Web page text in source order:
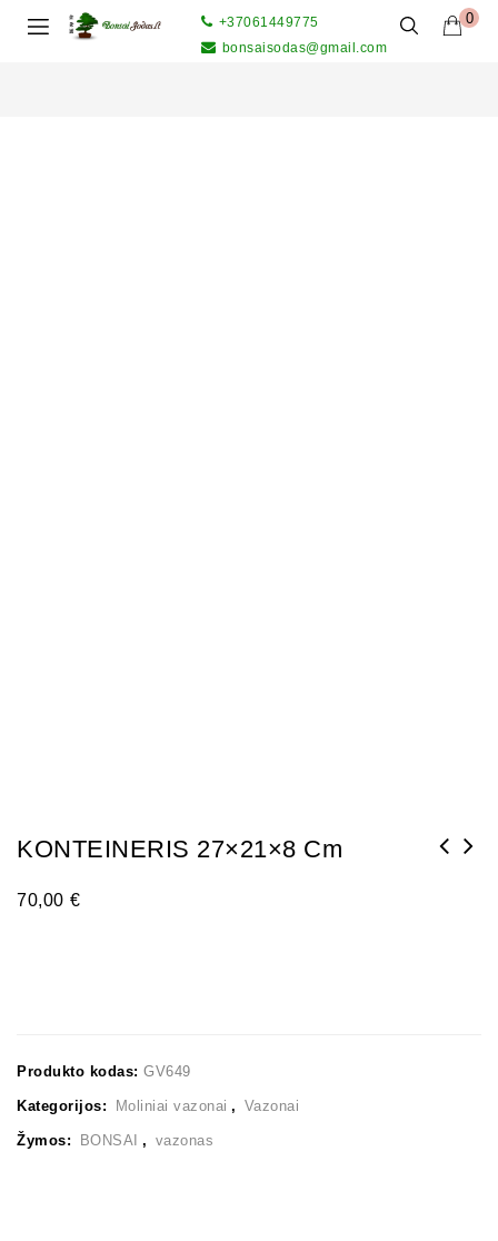
0
+37061449775
bonsaisodas@gmail.com
KONTEINERIS 27×21×8 Cm
70,00 €
Produkto kodas: GV649
Kategorijos: Moliniai vazonai , Vazonai
Žymos: BONSAI , vazonas